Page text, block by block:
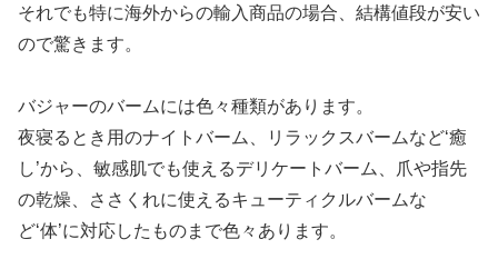
それでも特に海外からの輸入商品の場合、結構値段が安い
ので驚きます。
バジャーのバームには色々種類があります。
夜寝るとき用のナイトバーム、リラックスバームなど‘癒
し’から、敏感肌でも使えるデリケートバーム、爪や指先
の乾燥、ささくれに使えるキューティクルバームな
ど‘体’に対応したものまで色々あります。